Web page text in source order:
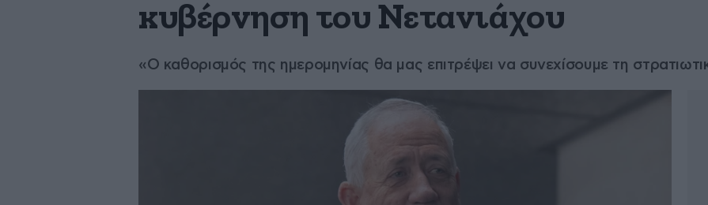
κυβέρνηση του Νετανιάχου
«Ο καθορισμός της ημερομηνίας θα μας επιτρέψει να συνεχίσουμε τη